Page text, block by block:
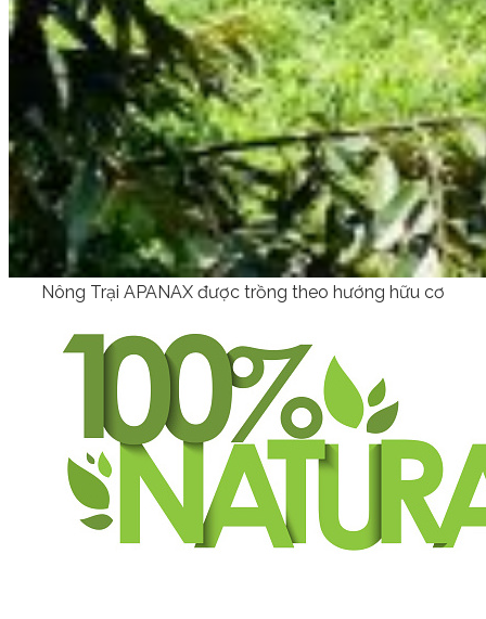
Nông Trại APANAX được trồng theo hướng hữu cơ